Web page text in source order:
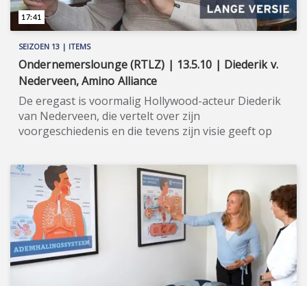
SEIZOEN 13 | ITEMS
Ondernemerslounge (RTLZ) | 13.5.10 | Diederik v.
Nederveen, Amino Alliance
De eregast is voormalig Hollywood-acteur Diederik
van Nederveen, die vertelt over zijn
voorgeschiedenis en die tevens zijn visie geeft op
Voormalig Hollywood-acteur Diederik van
Nederveen kraakte - samen met zijn oom, wijlen
emeritus professor Arne van der Gen - de code van
het jong en gezond blijven en kwam zo tot Amino
Alliance, een bijzonder voedingssupplement. Amino
Alliance bevat vitamine C en verschillende essentiële
en semi-essentiële aminozuren. Het supplement
activeert je natuurlijke energie, helpt het
immuunsysteem, is goed voor botten en kraakbeen,
17:41